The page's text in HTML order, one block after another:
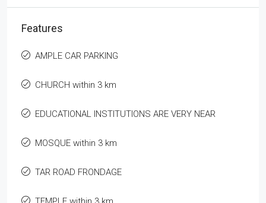
Features
AMPLE CAR PARKING
CHURCH within 3 km
EDUCATIONAL INSTITUTIONS ARE VERY NEAR
MOSQUE within 3 km
TAR ROAD FRONDAGE